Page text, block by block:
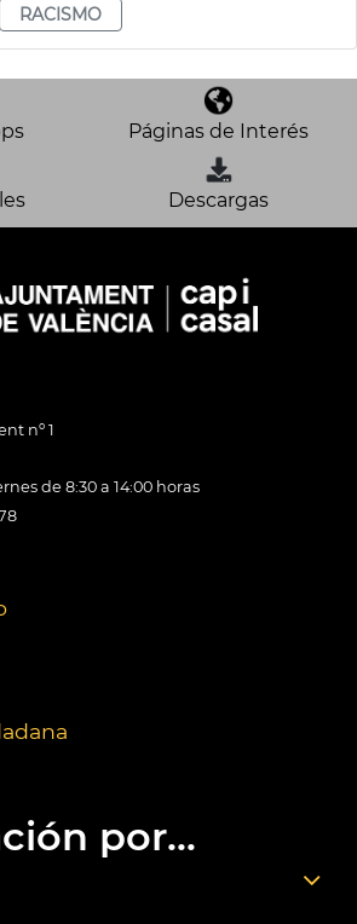
RACISMO
Páginas de Interés
Descargas
nº 1
de 8:30 a 14:00 horas
por...